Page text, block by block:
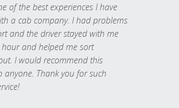
of the best experiences I have
a cab company. I had problems
and the driver stayed with me
and helped me sort
I would recommend this
anyone. Thank you for such